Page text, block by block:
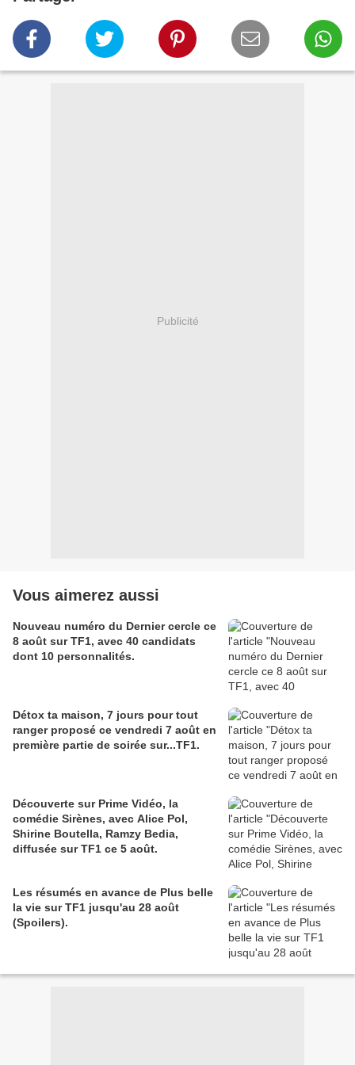
Publicité
Vous aimerez aussi
Nouveau numéro du Dernier cercle ce
8 août sur TF1, avec 40 candidats
dont 10 personnalités.
Détox ta maison, 7 jours pour tout
ranger proposé ce vendredi 7 août en
première partie de soirée sur...TF1.
Découverte sur Prime Vidéo, la
comédie Sirènes, avec Alice Pol,
Shirine Boutella, Ramzy Bedia,
diffusée sur TF1 ce 5 août.
Les résumés en avance de Plus belle
la vie sur TF1 jusqu'au 28 août
(Spoilers).